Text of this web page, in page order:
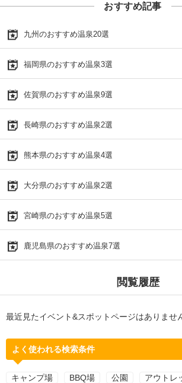
おすすめ記事
九州のおすすめ温泉20選
福岡県のおすすめ温泉3選
佐賀県のおすすめ温泉9選
長崎県のおすすめ温泉2選
熊本県のおすすめ温泉4選
大分県のおすすめ温泉2選
宮崎県のおすすめ温泉5選
鹿児島県のおすすめ温泉7選
閲覧履歴
最近見たイベント&スポットページはありませ
よく使われる検索条件
キャンプ場 BBQ場 公園 アウトレ